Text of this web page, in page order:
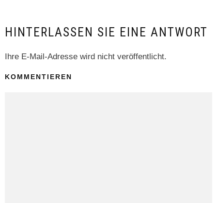
HINTERLASSEN SIE EINE ANTWORT
Ihre E-Mail-Adresse wird nicht veröffentlicht.
KOMMENTIEREN